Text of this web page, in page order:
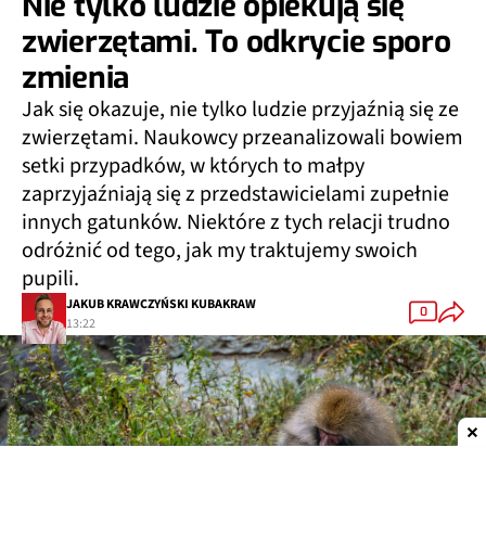
zwierzętami. To odkrycie sporo
zmienia
Jak się okazuje, nie tylko ludzie przyjaźnią się ze
zwierzętami. Naukowcy przeanalizowali bowiem
setki przypadków, w których to małpy
zaprzyjaźniają się z przedstawicielami zupełnie
innych gatunków. Niektóre z tych relacji trudno
odróżnić od tego, jak my traktujemy swoich
pupili.
JAKUB KRAWCZYŃSKI KUBAKRAW
13:22
0